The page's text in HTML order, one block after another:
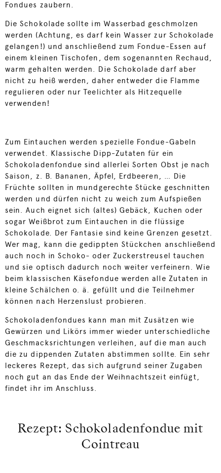
Fondues zaubern.
Die Schokolade sollte im Wasserbad geschmolzen
werden (Achtung, es darf kein Wasser zur Schokolade
gelangen!) und anschließend zum Fondue-Essen auf
einem kleinen Tischofen, dem sogenannten Rechaud,
warm gehalten werden. Die Schokolade darf aber
nicht zu heiß werden, daher entweder die Flamme
regulieren oder nur Teelichter als Hitzequelle
verwenden!
Zum Eintauchen werden spezielle Fondue-Gabeln
verwendet. Klassische Dipp-Zutaten für ein
Schokoladenfondue sind allerlei Sorten Obst je nach
Saison, z. B. Bananen, Äpfel, Erdbeeren, … Die
Früchte sollten in mundgerechte Stücke geschnitten
werden und dürfen nicht zu weich zum Aufspießen
sein. Auch eignet sich (altes) Gebäck, Kuchen oder
sogar Weißbrot zum Eintauchen in die flüssige
Schokolade. Der Fantasie sind keine Grenzen gesetzt.
Wer mag, kann die gedippten Stückchen anschließend
auch noch in Schoko- oder Zuckerstreusel tauchen
und sie optisch dadurch noch weiter verfeinern. Wie
beim klassischen Käsefondue werden alle Zutaten in
kleine Schälchen o. ä. gefüllt und die Teilnehmer
können nach Herzenslust probieren.
Schokoladenfondues kann man mit Zusätzen wie
Gewürzen und Likörs immer wieder unterschiedliche
Geschmacksrichtungen verleihen, auf die man auch
die zu dippenden Zutaten abstimmen sollte. Ein sehr
leckeres Rezept, das sich aufgrund seiner Zugaben
noch gut an das Ende der Weihnachtszeit einfügt,
findet ihr im Anschluss.
Rezept: Schokoladenfondue mit
Cointreau